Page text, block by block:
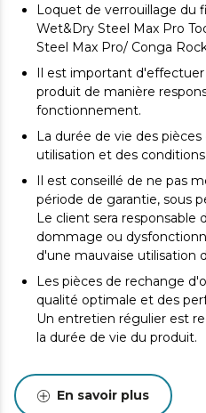
Loquet de verrouillage du
Wet&Dry Steel Max Pro
Steel Max Pro/ Conga
Il est important
produit de manière
fonctionnement.
La durée de vie des
utilisation et des
Il est conseillé de ne pas
période de garantie, sous
Le client sera responsable
dommage ou
d'une mauvaise utilisation
Les pièces de rechange
qualité optimale et des
Un entretien régulier est
la durée de vie du produit.
En savoir plus